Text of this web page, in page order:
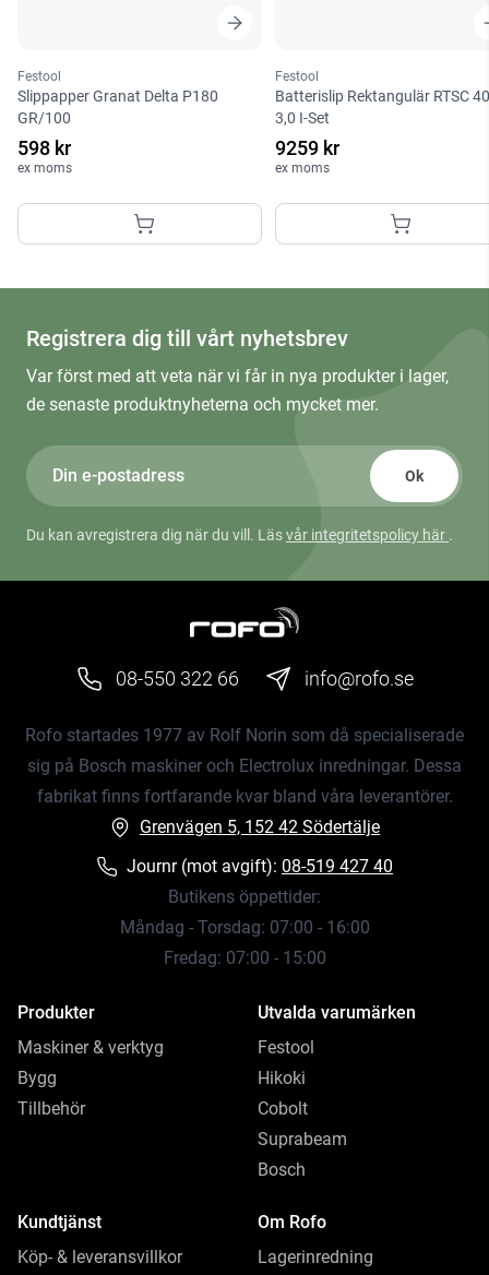
Festool
Slippapper Granat Delta P180
GR/100
598 kr
ex moms
Festool
Batterislip Rektangulär RTSC
3,0 I-Set
9259 kr
ex moms
Registrera dig till vårt nyhetsbrev
Var först med att veta när vi får in nya produkter i lager,
de senaste produktnyheterna och mycket mer.
Ok
Du kan avregistrera dig när du vill. Läsvår integritetspolicy här .
08-550 322 66 info@rofo.se
Rofo startades 1977 av Rolf Norin som då specialiserade
sig på Bosch maskiner och Electrolux inredningar. Dessa
fabrikat finns fortfarande kvar bland våra leverantörer.
Grenvägen 5, 152 42 Södertälje
Journr (mot avgift): 08-519 427 40
Butikens öppettider:
Måndag - Torsdag: 07:00 - 16:00
Fredag: 07:00 - 15:00
Produkter
Maskiner & verktyg
Bygg
Tillbehör
Utvalda varumärken
Festool
Hikoki
Cobolt
Suprabeam
Bosch
Kundtjänst
Köp- & leveransvillkor
Om Rofo
Lagerinredning